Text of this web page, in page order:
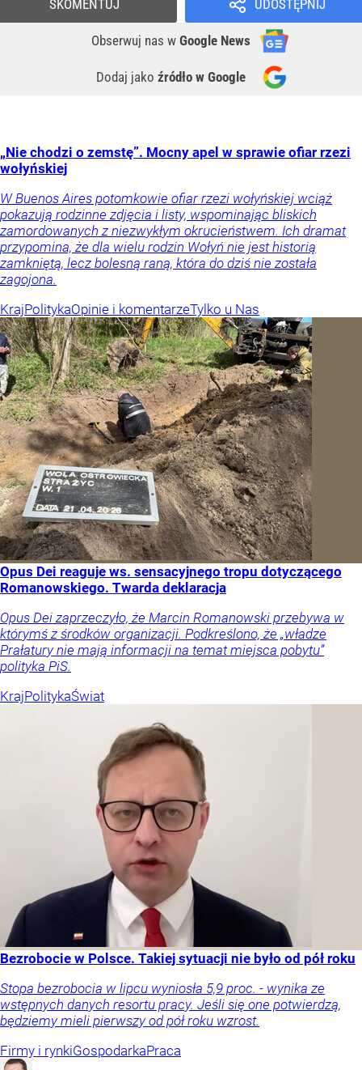
UDOSTĘPNIJ
Obserwuj nas w Google News
Dodaj jako źródło w Google
SKOMENTUJ
„Nie chodzi o zemstę”. Mocny apel w sprawie ofiar rzezi
wołyńskiej
W Buenos Aires potomkowie ofiar rzezi wołyńskiej wciąż
pokazują rodzinne zdjęcia i listy, wspominając bliskich
zamordowanych z niezwykłym okrucieństwem. Ich dramat
przypomina, że dla wielu rodzin Wołyń nie jest historią
zamkniętą, lecz bolesną raną, która do dziś nie została
zagojona.
KrajPolitykaOpinie i komentarzeTylko u Nas
Opus Dei reaguje ws. sensacyjnego tropu dotyczącego
Romanowskiego. Twarda deklaracja
Opus Dei zaprzeczyło, że Marcin Romanowski przebywa w
którymś z środków organizacji. Podkreślono, że „władze
Prałatury nie mają informacji na temat miejsca pobytu”
polityka PiS.
KrajPolitykaŚwiat
Bezrobocie w Polsce. Takiej sytuacji nie było od pół roku
Stopa bezrobocia w lipcu wyniosła 5,9 proc. - wynika ze
wstępnych danych resortu pracy. Jeśli się one potwierdzą,
będziemy mieli pierwszy od pół roku wzrost.
Firmy i rynkiGospodarkaPraca